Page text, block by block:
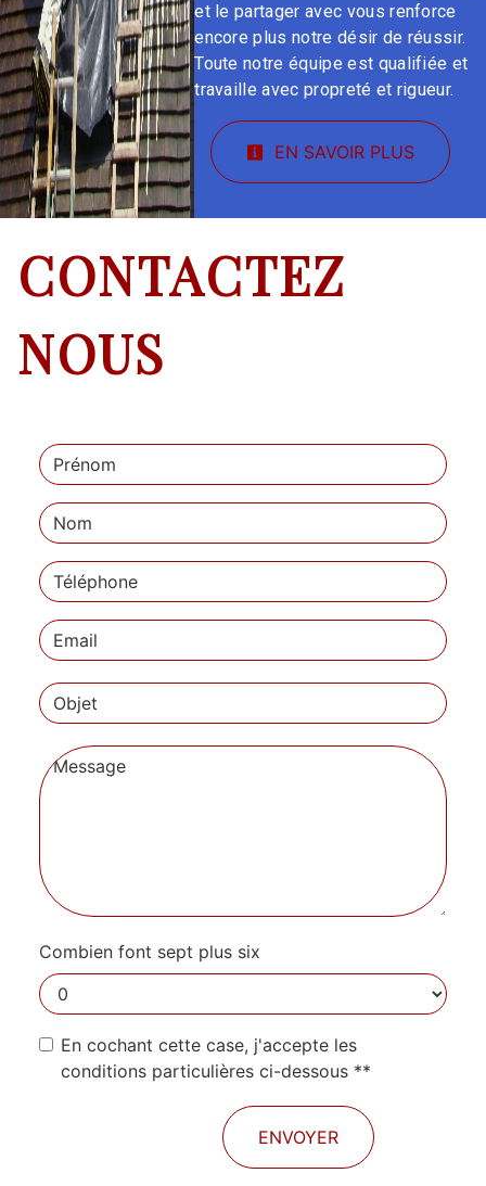
et le partager avec vous renforce
encore plus notre désir de réussir.
Toute notre équipe est qualifiée et
travaille avec propreté et rigueur.
EN SAVOIR PLUS
CONTACTEZ
NOUS
Combien font sept plus six
En cochant cette case, j'accepte les
conditions particulières ci-dessous **
ENVOYER